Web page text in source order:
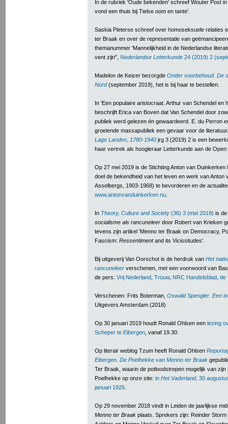
In de rubriek 'Oude bekenden' schreef Wouter Post in
vond een thuis bij Tielse oom en tante'.
Saskia Pieterse schreef over homoseksuele relaties
ter Braak en over de representatie van
themanummer 'Mannelijkheid in de Nederlandse
vent zijn", Nederlandse Letterkunde 24 (2019) 2
Madelon de Keizer bezorgde Onder voorbehoud. De
Nord(september 2019), het is bij haar te bestellen.
In 'Een populaire aristocraat. Arthur van Schendel en
beschrijft Erica van Boven dat Van Schendel door
publiek werd gelezen én gewaardeerd. E. du Perron
groeiende massapubliek een gevaar voor de
Lage Landen, 1780-1940 jrg 3 (2019) 2 is een
haar vertrek als hoogleraar Letterkunde aan de Open
Op 27 mei 2019 is de Stichting Anton van
doel de bekendheid van het leven en werk van Anton
Asselbergs, 1903-1968) te bevorderen en de
www.antonvanduinkerken.nu
In Theory, Culture and Society (36) 3 (mei 2019) is
socialisme als rancuneleer door Robert van Krieken
tevens zijn artikel 'Menno ter Braak on Democracy,
Fascism: Ressentimentand its Vicissitudes'.
Bij uitgeverij Van Oorschot is de herdruk van Het
rancuneleer verschenen, met een voorwoord van
de pers: Vrij Nederland Trouw, NRC Handelsblad de
Verschenen: Frits Boterman, Oswald Spengler. Een
Uitgevers Amsterdam (2018)
Op 30 januari 2019 houdt Ronald Ohlsen een lezing
Scheper te Eibergen , vanaf 19.30.
Op literair weblog Tzum heeft Ronald Ohlsen
Eibergen. De Poelhekke van Menno ter Braak
Ter Braak, waarin de potloodstrepen mogelijk van
Poelhekke op onze site: in Het Vaderland, 30
januari 1925
Op 29 november 2018 vindt in Leiden de jaarlijkse
Menno ter Braak plaats. Sprekers zijn: Reinder